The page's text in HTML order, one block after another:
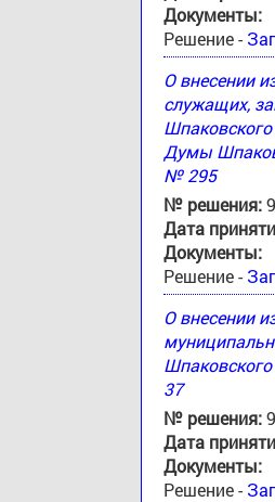
Документы:
Решение -
О внесении
служащих,
Думы
№ 295
№ решения:
Дата
Документы:
Решение -
О внесении
37
№ решения:
Дата
Документы:
Решение -